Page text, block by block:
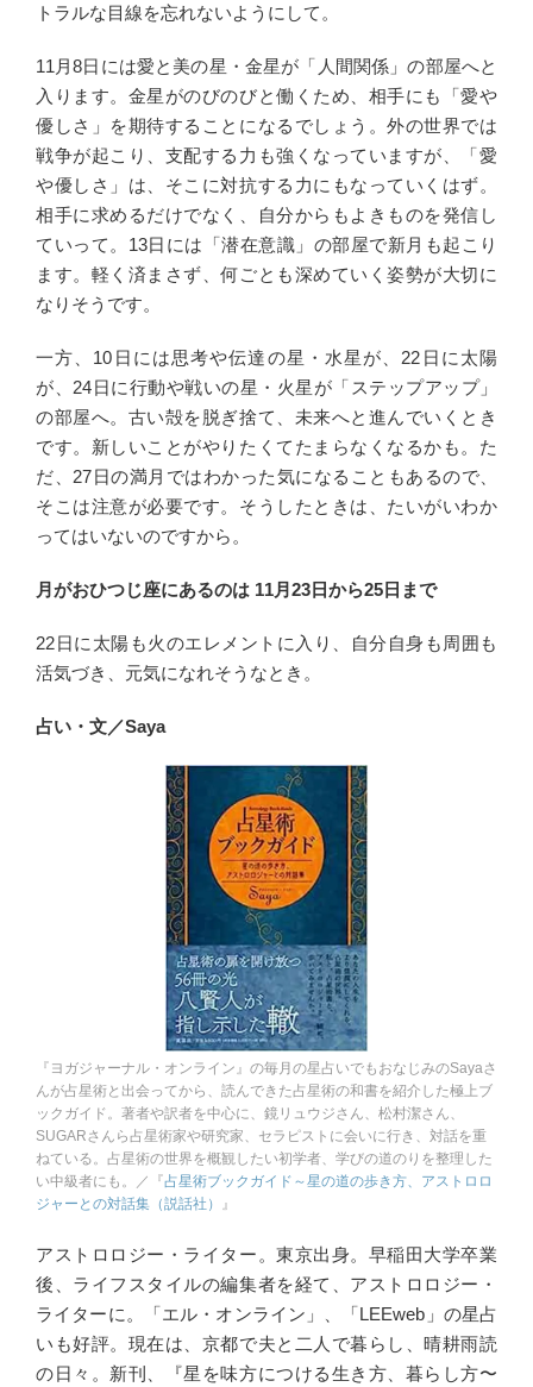
トラルな目線を忘れないようにして。
11月8日には愛と美の星・金星が「人間関係」の部屋へと
入ります。金星がのびのびと働くため、相手にも「愛や
優しさ」を期待することになるでしょう。外の世界では
戦争が起こり、支配する力も強くなっていますが、「愛
や優しさ」は、そこに対抗する力にもなっていくはず。
相手に求めるだけでなく、自分からもよきものを発信し
ていって。13日には「潜在意識」の部屋で新月も起こり
ます。軽く済まさず、何ごとも深めていく姿勢が大切に
なりそうです。
一方、10日には思考や伝達の星・水星が、22日に太陽
が、24日に行動や戦いの星・火星が「ステップアップ」
の部屋へ。古い殻を脱ぎ捨て、未来へと進んでいくとき
です。新しいことがやりたくてたまらなくなるかも。た
だ、27日の満月ではわかった気になることもあるので、
そこは注意が必要です。そうしたときは、たいがいわか
ってはいないのですから。
月がおひつじ座にあるのは 11月23日から25日まで
22日に太陽も火のエレメントに入り、自分自身も周囲も
活気づき、元気になれそうなとき。
占い・文／Saya
『ヨガジャーナル・オンライン』の毎月の星占いでもおなじみのSayaさ
んが占星術と出会ってから、読んできた占星術の和書を紹介した極上ブ
ックガイド。著者や訳者を中心に、鏡リュウジさん、松村潔さん、
SUGARさんら占星術家や研究家、セラピストに会いに行き、対話を重
ねている。占星術の世界を概観したい初学者、学びの道のりを整理した
い中級者にも。／『占星術ブックガイド～星の道の歩き方、アストロロ
ジャーとの対話集（説話社）
』
アストロロジー・ライター。東京出身。早稲田大学卒業
後、ライフスタイルの編集者を経て、アストロロジー・
ライターに。「エル・オンライン」、「LEEweb」の星占
いも好評。現在は、京都で夫と二人で暮らし、晴耕雨読
の日々。新刊、『星を味方につける生き方、暮らし方〜